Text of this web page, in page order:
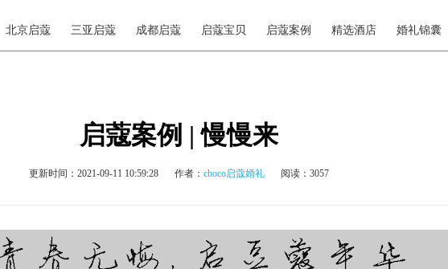
北京启蔻 三亚启蔻 成都启蔻 启蔻宝贝 启蔻案例 精选酒店 婚礼锦囊
启蔻案例 | 慢慢来
更新时间：2021-09-11 10:59:28 作者： choco启蔻婚礼 阅读：3057